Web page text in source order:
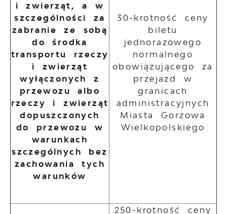
i zwierząt, a w
szczególności za
zabranie ze sobą
do środka
transportu rzeczy
i zwierząt
wyłączonych z
przewozu albo
rzeczy i zwierząt
dopuszczonych
do przewozu w
warunkach
szczególnych bez
zachowania tych
warunków
30-krotność ceny
biletu
jednorazowego
normalnego
obowiązującego za
przejazd w
granicach
administracyjnych
Miasta Gorzowa
Wielkopolskiego
250-krotność ceny